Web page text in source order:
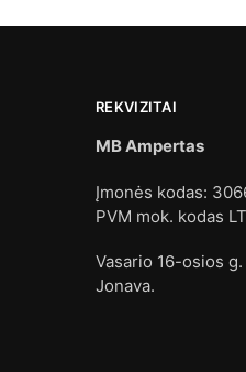
REKVIZITAI
MB Ampertas
Įmonės kodas:
PVM mok. kodas
Vasario 16-osios g.
Jonava.